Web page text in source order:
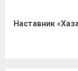
Наставник